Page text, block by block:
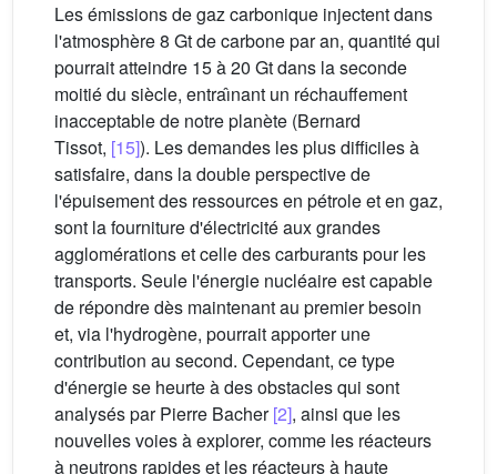
Les émissions de gaz carbonique injectent dans
l'atmosphère 8 Gt de carbone par an, quantité qui
pourrait atteindre 15 à 20 Gt dans la seconde
moitié du siècle, entraı̂nant un réchauffement
inacceptable de notre planète (Bernard
Tissot, [15]). Les demandes les plus difficiles à
satisfaire, dans la double perspective de
l'épuisement des ressources en pétrole et en gaz,
sont la fourniture d'électricité aux grandes
agglomérations et celle des carburants pour les
transports. Seule l'énergie nucléaire est capable
de répondre dès maintenant au premier besoin
et, via l'hydrogène, pourrait apporter une
contribution au second. Cependant, ce type
d'énergie se heurte à des obstacles qui sont
analysés par Pierre Bacher[2], ainsi que les
nouvelles voies à explorer, comme les réacteurs
à neutrons rapides et les réacteurs à haute